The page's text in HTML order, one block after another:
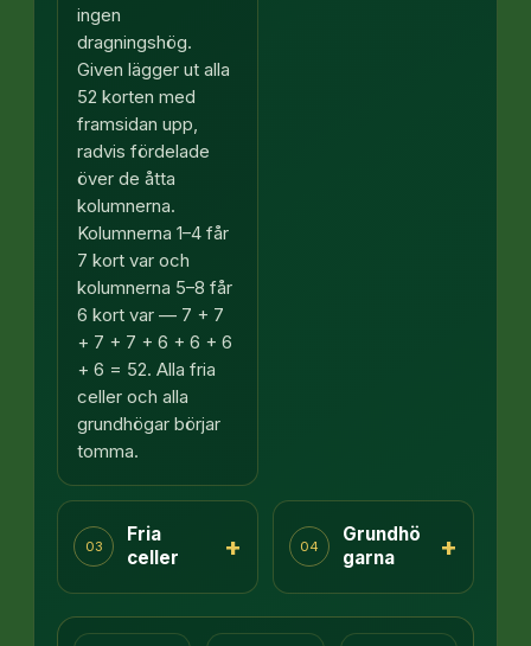
ingen
dragningshög.
Given lägger ut alla
52 korten med
framsidan upp,
radvis fördelade
över de åtta
kolumnerna.
Kolumnerna 1–4 får
7 kort var och
kolumnerna 5–8 får
6 kort var — 7 + 7
+ 7 + 7 + 6 + 6 + 6
+ 6 = 52. Alla fria
celler och alla
grundhögar börjar
tomma.
03
Fria
celler
+ 04
Grundhö
garna
+